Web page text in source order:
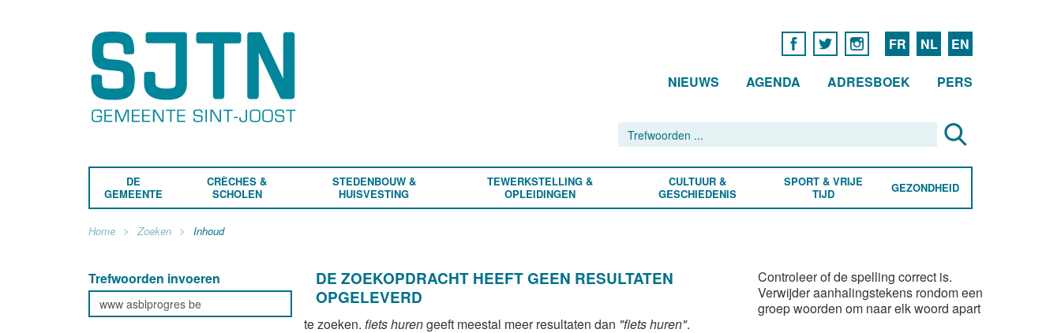
FR NL EN
NIEUWS AGENDA ADRESBOEK PERS
DE
GEMEENTE
CRÈCHES &
SCHOLEN
STEDENBOUW &
HUISVESTING
TEWERKSTELLING &
OPLEIDINGEN
CULTUUR &
GESCHIEDENIS
SPORT & VRIJE
TIJD
GEZONDHEID
Home Zoeken Inhoud
Trefwoorden invoeren
DE ZOEKOPDRACHT HEEFT GEEN RESULTATEN
OPGELEVERD
Controleer of de spelling correct is.
Verwijder aanhalingstekens rondom een
groep woorden om naar elk woord apart
te zoeken. fiets hurengeeft meestal meer resultaten dan "fiets huren".